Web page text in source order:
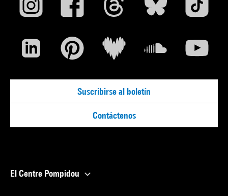
Suscribirse al boletín
Contáctenos
El Centre Pompidou